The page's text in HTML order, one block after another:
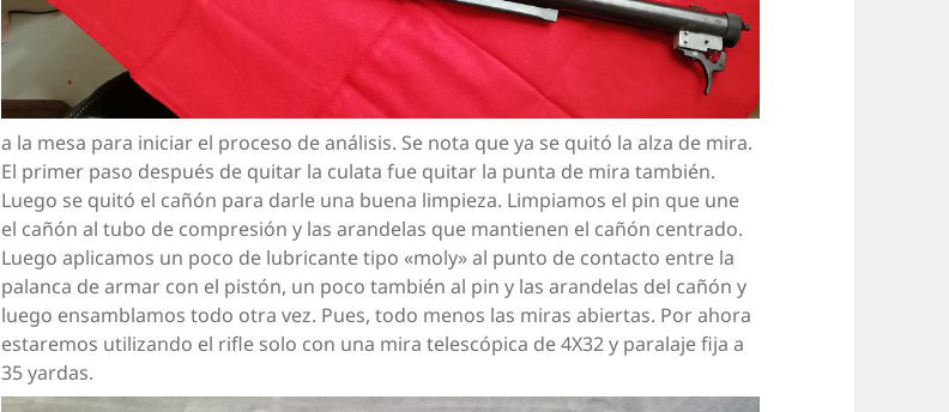
a la mesa para iniciar el proceso de análisis. Se nota que ya se quitó la alza de mira.
El primer paso después de quitar la culata fue quitar la punta de mira también.
Luego se quitó el cañón para darle una buena limpieza. Limpiamos el pin que une
el cañón al tubo de compresión y las arandelas que mantienen el cañón centrado.
Luego aplicamos un poco de lubricante tipo «moly» al punto de contacto entre la
palanca de armar con el pistón, un poco también al pin y las arandelas del cañón y
luego ensamblamos todo otra vez. Pues, todo menos las miras abiertas. Por ahora
estaremos utilizando el rifle solo con una mira telescópica de 4X32 y paralaje fija a
35 yardas.